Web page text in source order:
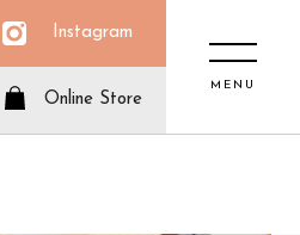
Instagram
Online Store
MENU